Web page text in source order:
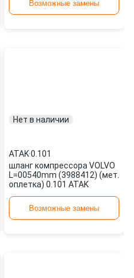
Возможные замены
Нет в наличии
ATAK·0.101
шланг компрессора VOLVO
L=00540mm (3988412) (мет.
оплетка) 0.101 ATAK
Возможные замены